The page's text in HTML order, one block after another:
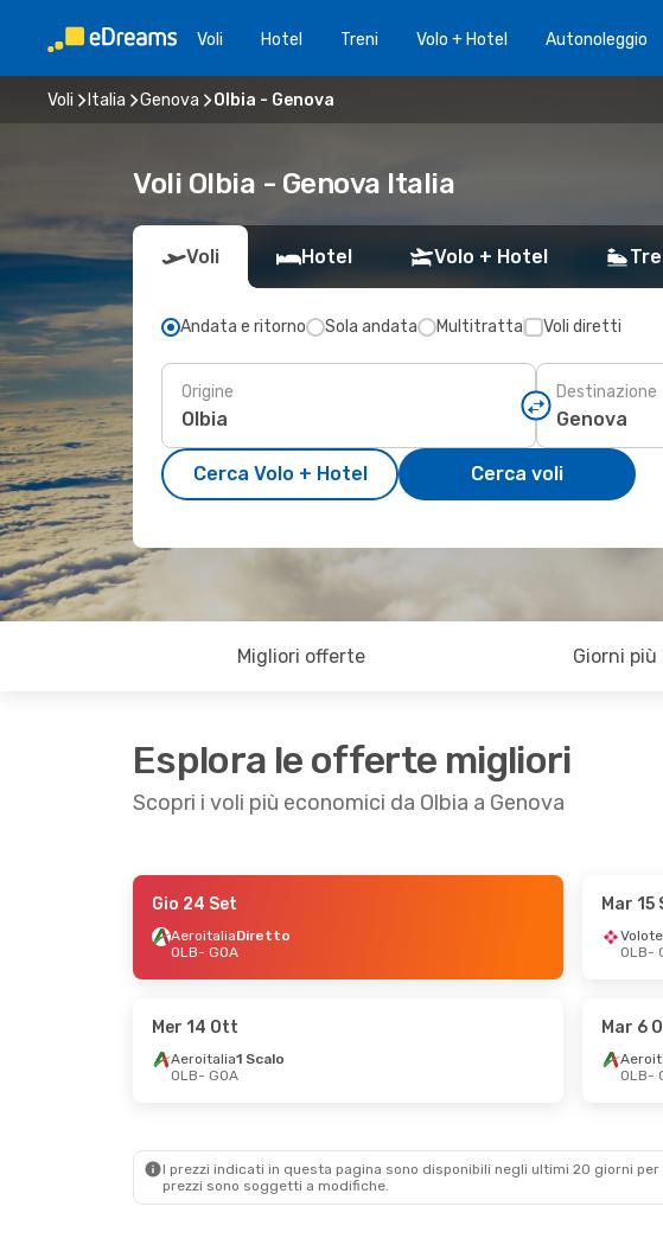
Voli Hotel Treni Volo + Hotel Autonoleggio
Voli Italia Genova Olbia - Genova
Voli Olbia - Genova Italia
Voli Hotel Volo + Hotel
Andata e ritorno Sola andata Multitratta Voli diretti
Origine Destinazione
Cerca Volo + Hotel Cerca voli
Migliori offerte Giorni
Esplora le offerte migliori
Scopri i voli più economici da Olbia a Genova
- Dom 6 Set
- Dom 18 Ott
GOA
- OLB
Gio 24 Set
AeroitaliaDiretto
OLB- GOA
Mar 15
OLB-
Mer 14 Ott
Aeroitalia1 Scalo
OLB- GOA
Mar 6
OLB-
I prezzi indicati in questa pagina sono disponibili negli ultimi 20 giorni
prezzi sono soggetti a modifiche.